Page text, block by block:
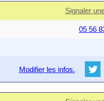
Signaler
05 56
Modifier les infos.